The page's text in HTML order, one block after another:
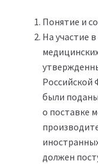
Понятие и
На участие
Российской
были
о поставке
должен